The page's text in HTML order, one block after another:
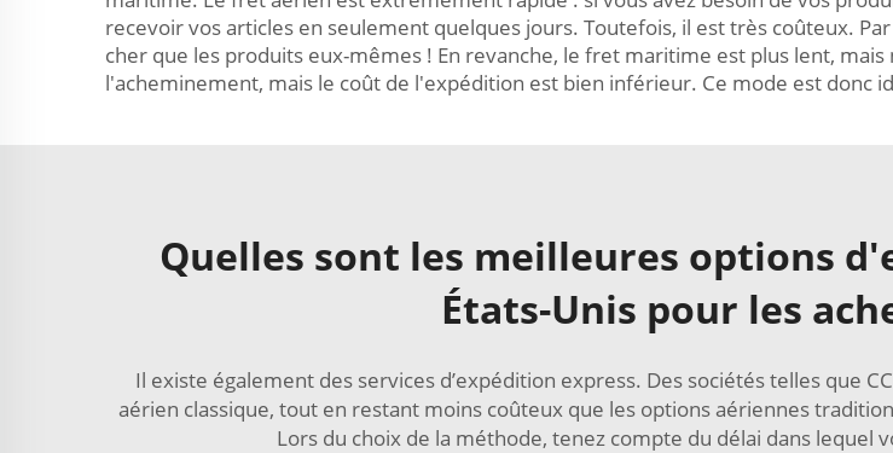
recevoir vos articles en seulement quelques jours. Toutefois, il est très coûteux.
cher que les produits eux-mêmes ! En revanche, le fret maritime est plus lent,
l'acheminement, mais le coût de l'expédition est bien inférieur. Ce mode est donc
Quelles sont les meilleures options
États-Unis pour les
Il existe également des services d’expédition express. Des sociétés telles que
aérien classique, tout en restant moins coûteux que les options aériennes
Lors du choix de la méthode, tenez compte du délai dans lequel